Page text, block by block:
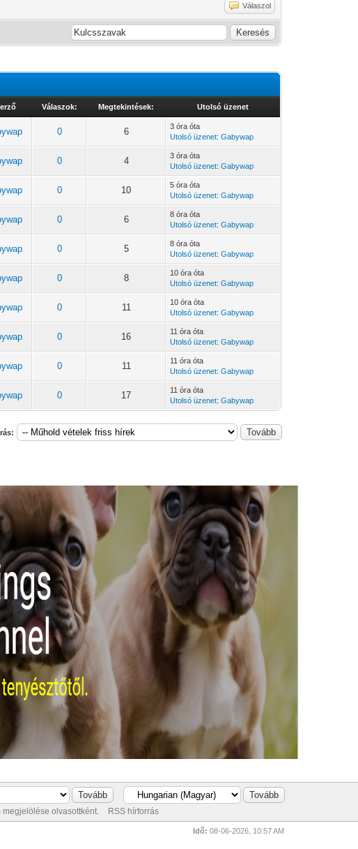
Válaszol
Válaszok: Megtekintések: Utolsó üzenet
0 6
3 óra óta
Utolsó üzenet:Gabywap
0 4
3 óra óta
Utolsó üzenet:Gabywap
0 10
5 óra óta
Utolsó üzenet:Gabywap
0 6
8 óra óta
Utolsó üzenet:Gabywap
0 5
8 óra óta
Utolsó üzenet:Gabywap
0 8
10 óra óta
Utolsó üzenet:Gabywap
0 11
10 óra óta
Utolsó üzenet:Gabywap
0 16
11 óra óta
Utolsó üzenet:Gabywap
0 11
11 óra óta
Utolsó üzenet:Gabywap
0 17
11 óra óta
Utolsó üzenet:Gabywap
megjelölése olvasottként. RSS hírforrás
Idő: 08-06-2026, 10:57 AM